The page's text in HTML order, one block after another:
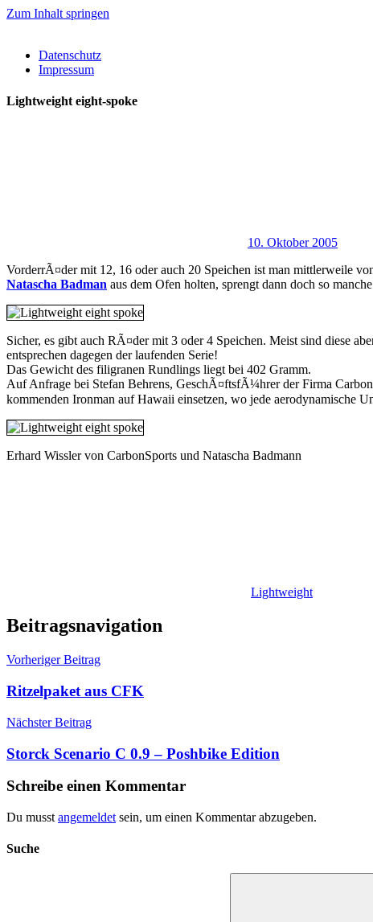
Zum Inhalt springen
Datenschutz
Impressum
Lightweight eight-spoke
10. Oktober 2005
VorderrÃ¤der mit 12, 16 oder auch 20 Speichen ist man mittlerweile
Natascha Badman aus dem Ofen holten, sprengt dann doch so
Sicher, es gibt auch RÃ¤der mit 3 oder 4 Speichen. Meist sind diese
entsprechen dagegen der laufenden Serie!
Das Gewicht des filigranen Rundlings liegt bei 402 Gramm.
Auf Anfrage bei Stefan Behrens, GeschÃ¤ftsfÃ¼hrer der Firma
kommenden Ironman auf Hawaii einsetzen, wo jede
Erhard Wissler von CarbonSports und Natascha Badmann
Lightweight
Beitragsnavigation
Vorheriger Beitrag
Ritzelpaket aus CFK
Nächster Beitrag
Storck Scenario C 0.9 – Poshbike Edition
Schreibe einen Kommentar
Du musst angemeldet sein, um einen Kommentar abzugeben.
Suche